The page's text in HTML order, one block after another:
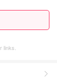
links.